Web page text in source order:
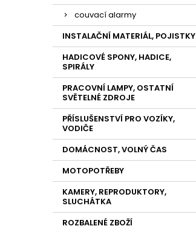
couvací alarmy
INSTALAČNÍ MATERIÁL, POJISTKY
HADICOVÉ SPONY, HADICE,
SPIRÁLY
PRACOVNÍ LAMPY, OSTATNÍ
SVĚTELNÉ ZDROJE
PŘÍSLUŠENSTVÍ PRO VOZÍKY,
VODIČE
DOMÁCNOST, VOLNÝ ČAS
MOTOPOTŘEBY
KAMERY, REPRODUKTORY,
SLUCHÁTKA
ROZBALENÉ ZBOŽÍ